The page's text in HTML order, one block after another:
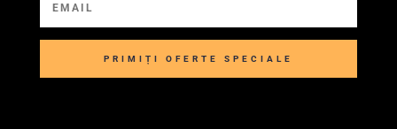
PRIMIȚI OFERTE SPECIALE